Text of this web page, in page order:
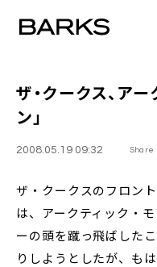
ザ・クークス、ア
ン」
2008.05.19 09:32 Share
ザ・クークスのフロン
は、アークティック・
ーの頭を蹴っ飛ばした
りしようとしたが、も